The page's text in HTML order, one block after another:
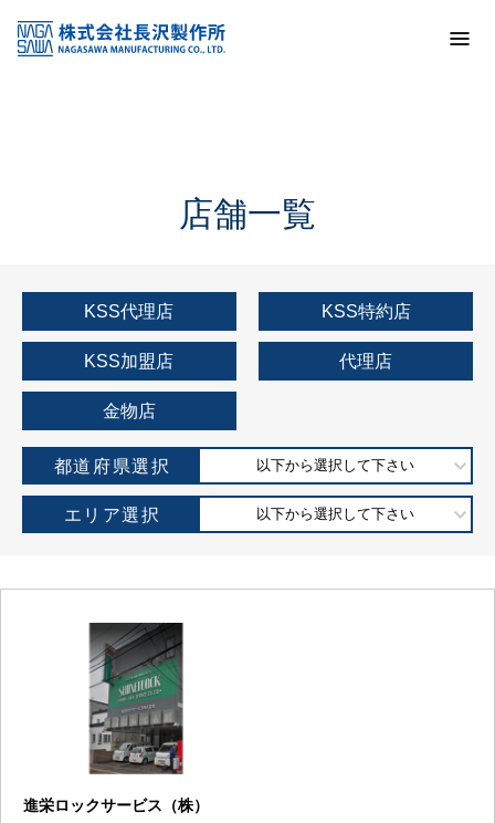
KSS加盟店・取扱店情報
店舗一覧
店舗一覧
KSS代理店 KSS特約店
KSS加盟店 代理店
金物店
都道府県選択 以下から選択して下さい
エリア選択 以下から選択して下さい
進栄ロックサービス（株）